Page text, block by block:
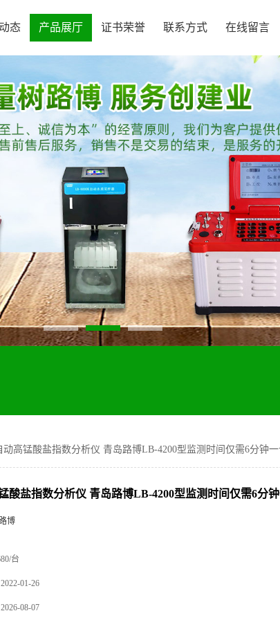
态 产品展厅 证书荣誉 联系方式 在线留言
动高锰酸盐指数分析仪 青岛路博LB-4200型监测时间仅需6分钟
酸盐指数分析仪 青岛路博LB-4200型监测时间仅需6分
博
台
2022-01-26
2026-08-07